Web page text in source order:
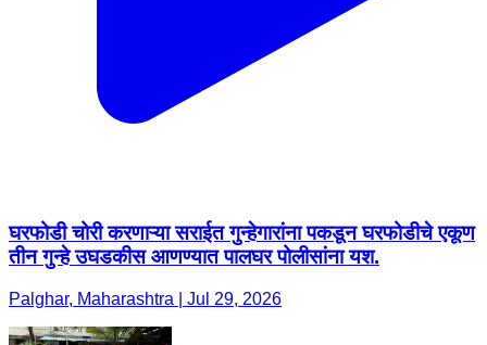
घरफोडी चोरी करणाऱ्या सराईत गुन्हेगारांना पकडून घरफोडीचे एकूण
तीन गुन्हे उघडकीस आणण्यात पालघर पोलीसांना यश.
Palghar, Maharashtra | Jul 29, 2026